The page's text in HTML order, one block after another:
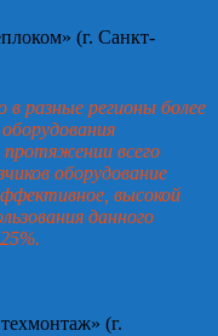
(г. Санкт-
разные регионы более
всего
оборудование
высокой
данного
(г.